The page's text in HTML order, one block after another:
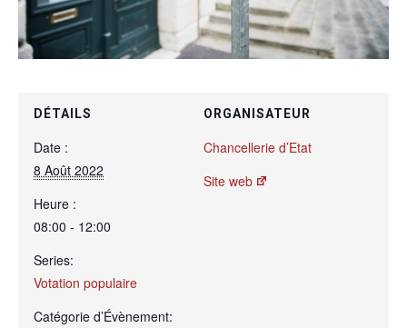
DÉTAILS
Date :
8 Août 2022
Heure :
08:00 - 12:00
Series:
Votation populaire
Catégorie d’Évènement:
ORGANISATEUR
Chancellerie d’Etat
Site web